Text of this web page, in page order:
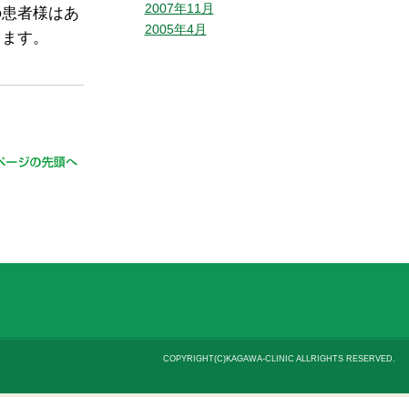
者様はあ
す。
2007年11月
2005年4月
COPYRIGHT(C)KAGAWA-CLINIC ALLRIGHTS RESERVED.